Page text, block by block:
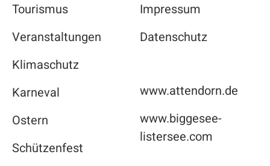
Tourismus
Veranstaltungen
Klimaschutz
Karneval
Ostern
Schützenfest
Impressum
Datenschutz
www.attendorn.de
www.biggesee-
listersee.com